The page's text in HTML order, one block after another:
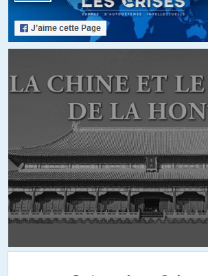
Il n’est que de relire « Une histoire populaire
Howard Zinn. Il y décrit en particulier l’épisode
Ludlow »
intérêts lorsqu’ils les sentent menacés. La
domaine social est un rêve encore lointain…
+12 ALERTER
Ceusette//14.01.2019 à 13h44
Pour être juste, Clemenceau figure parmi
(tout comme Jaurès d’ailleurs).